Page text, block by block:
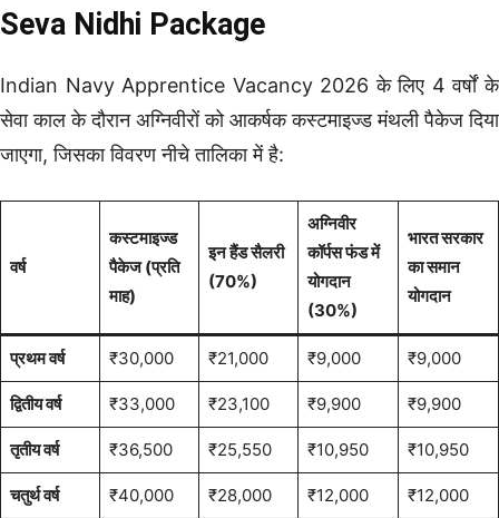
Seva Nidhi Package
Indian Navy Apprentice Vacancy 2026 के लिए 4 वर्षों के
सेवा काल के दौरान अग्निवीरों को आकर्षक कस्टमाइज्ड मंथली पैकेज दिया
जाएगा, जिसका विवरण नीचे तालिका में है:
वर्ष
कस्टमाइज्ड
पैकेज (प्रति
माह)
इन हैंड सैलरी
(70%)
अग्निवीर
कॉर्पस फंड में
योगदान
(30%)
भारत सरकार
का समान
योगदान
प्रथम वर्ष ₹30,000 ₹21,000 ₹9,000 ₹9,000
द्वितीय वर्ष ₹33,000 ₹23,100 ₹9,900 ₹9,900
तृतीय वर्ष ₹36,500 ₹25,550 ₹10,950 ₹10,950
चतुर्थ वर्ष ₹40,000 ₹28,000 ₹12,000 ₹12,000